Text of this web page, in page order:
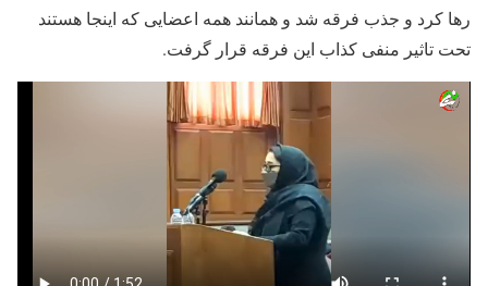
رها کرد و جذب فرقه شد و همانند همه اعضایی که اینجا هستند
تحت تاثیر منفی کذاب این فرقه قرار گرفت.